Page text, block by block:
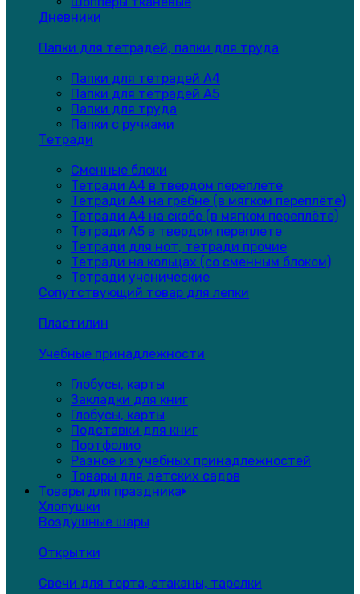
Дневники
Папки для тетрадей, папки для труда
Папки для тетрадей А4
Папки для тетрадей А5
Папки для труда
Папки с ручками
Тетради
Сменные блоки
Тетради А4 в твердом переплете
Тетради А4 на гребне (в мягком переплёте)
Тетради А4 на скобе (в мягком переплёте)
Тетради А5 в твердом переплете
Тетради для нот, тетради прочие
Тетради на кольцах (со сменным блоком)
Тетради ученические
Сопутствующий товар для лепки
Пластилин
Учебные принадлежности
Глобусы, карты
Закладки для книг
Глобусы, карты
Подставки для книг
Портфолио
Разное из учебных принадлежностей
Товары для детских садов
Товары для праздника
Хлопушки
Воздушные шары
Открытки
Свечи для торта, стаканы, тарелки